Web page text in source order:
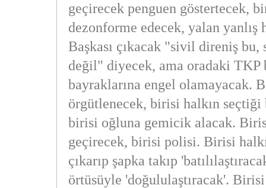
geçirecek penguen göstertecek,
dezonforme edecek, yalan yanlış
Başkası çıkacak "sivil direniş
değil" diyecek, ama oradaki TKP
bayraklarına engel olamayacak.
örgütlenecek, birisi halkın seçtiği
birisi oğluna gemicik alacak.
geçirecek, birisi polisi. Birisi
çıkarıp şapka takıp
örtüsüyle 'doğululaştıracak'.